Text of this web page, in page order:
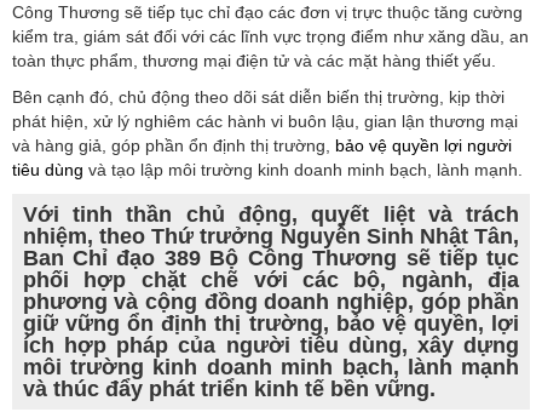
Công Thương sẽ tiếp tục chỉ đạo các đơn vị trực thuộc tăng cường
kiểm tra, giám sát đối với các lĩnh vực trọng điểm như xăng dầu, an
toàn thực phẩm, thương mại điện tử và các mặt hàng thiết yếu.
Bên cạnh đó, chủ động theo dõi sát diễn biến thị trường, kịp thời
phát hiện, xử lý nghiêm các hành vi buôn lậu, gian lận thương mại
và hàng giả, góp phần ổn định thị trường, bảo vệ quyền lợi người
tiêu dùng và tạo lập môi trường kinh doanh minh bạch, lành mạnh.
Với tinh thần chủ động, quyết liệt và trách
nhiệm, theo Thứ trưởng Nguyễn Sinh Nhật Tân,
Ban Chỉ đạo 389 Bộ Công Thương sẽ tiếp tục
phối hợp chặt chẽ với các bộ, ngành, địa
phương và cộng đồng doanh nghiệp, góp phần
giữ vững ổn định thị trường, bảo vệ quyền, lợi
ích hợp pháp của người tiêu dùng, xây dựng
môi trường kinh doanh minh bạch, lành mạnh
và thúc đẩy phát triển kinh tế bền vững.